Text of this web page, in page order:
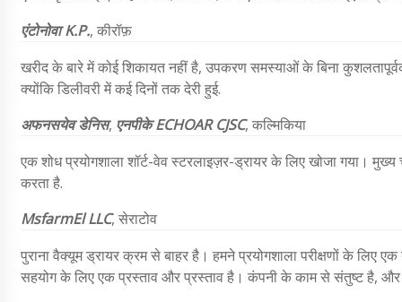
एंटोनोवाK.P., कीरॉफ़
खरीद के बारे में कोई शिकायत नहीं है, उपकरण समस्याओं के बिना
क्योंकि डिलीवरी में कई दिनों तक देरी हुई.
अफनसयेव डेनिस, एनपीके ECHOAR CJSC, कल्मिकिया
एक शोध प्रयोगशाला शॉर्ट-वेव स्टरलाइज़र-ड्रायर के लिए खोजा गया।
करता है.
MsfarmEl LLC, सेराटोव
पुराना वैक्यूम ड्रायर क्रम से बाहर है। हमने प्रयोगशाला परीक्षणों के
सहयोग के लिए एक प्रस्ताव और प्रस्ताव है। कंपनी के काम से संतुष्ट है,